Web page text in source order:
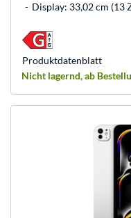
Display: 33,02 cm (13
Nicht lagernd, ab
Produkt­datenblatt